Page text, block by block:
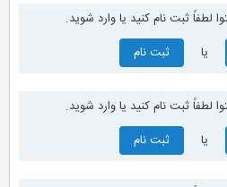
ثبت نام کنید یا وارد شوید.
ثبت نام
ثبت نام کنید یا وارد شوید.
ثبت نام